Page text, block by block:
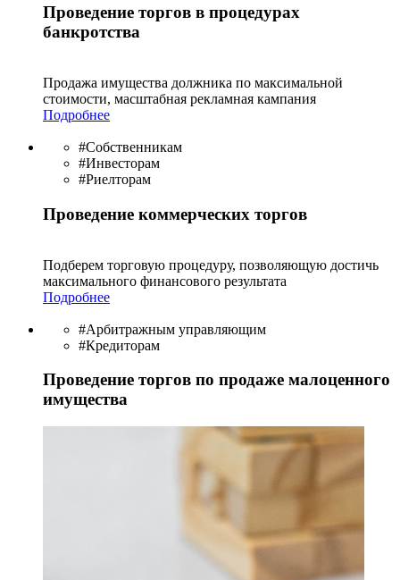
Проведение торгов в процедурах
банкротства
Продажа имущества должника по максимальной
стоимости, масштабная рекламная кампания
Подробнее
#Собственникам
#Инвесторам
#Риелторам
Проведение коммерческих торгов
Подберем торговую процедуру, позволяющую достичь
максимального финансового результата
Подробнее
#Арбитражным управляющим
#Кредиторам
Проведение торгов по продаже малоценного
имущества